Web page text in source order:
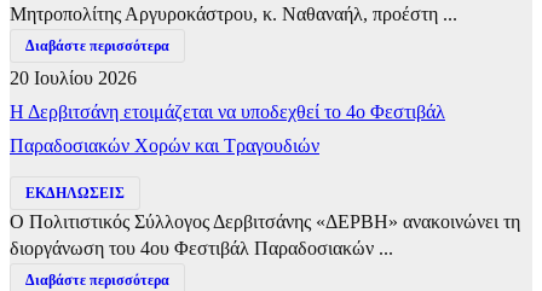
Μητροπολίτης Αργυροκάστρου, κ. Ναθαναήλ, προέστη ...
Διαβάστε περισσότερα
20 Ιουλίου 2026
Η Δερβιτσάνη ετοιμάζεται να υποδεχθεί το 4ο Φεστιβάλ
Παραδοσιακών Χορών και Τραγουδιών
ΕΚΔΗΛΩΣΕΙΣ
Ο Πολιτιστικός Σύλλογος Δερβιτσάνης «ΔΕΡΒΗ» ανακοινώνει τη
διοργάνωση του 4ου Φεστιβάλ Παραδοσιακών ...
Διαβάστε περισσότερα